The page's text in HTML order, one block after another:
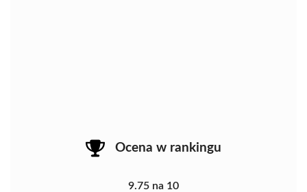
Ocena w rankingu
9.75 na 10